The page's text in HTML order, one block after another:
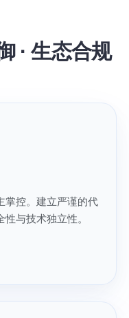
· 生态合规
掌控。建立严谨的代
与技术独立性。